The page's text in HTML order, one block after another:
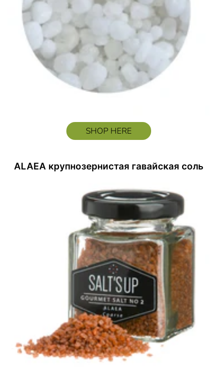
SHOP HERE
ALAEA крупнозернистая гавайская соль